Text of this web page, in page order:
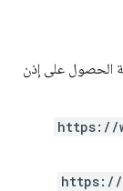
الحصول على إذن
https://
https://